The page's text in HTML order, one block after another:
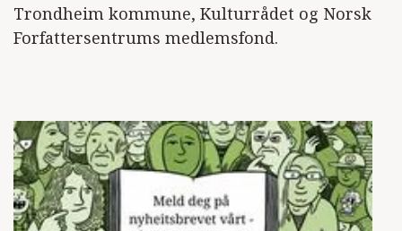
Trondheim kommune, Kulturrådet og Norsk
Forfattersentrums medlemsfond.